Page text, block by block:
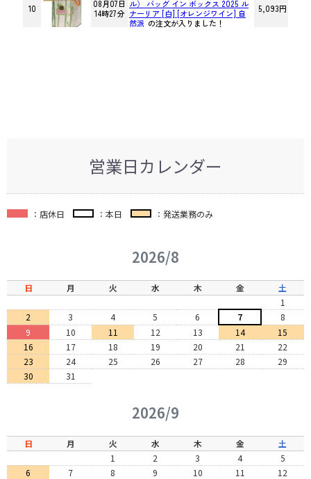
営業日カレンダー
：店休日 ：本日 ：発送業務のみ
2026/8
日 月 火 水 木 金
土
1
2
3 4 5 6 7
8
9
10 11 12 13 14
15
16
17 18 19 20 21
22
23
24 25 26 27 28
29
30
31
2026/9
日 月 火 水 木 金
土
1
2 3 4
5
6
7 8 9 10 11
12